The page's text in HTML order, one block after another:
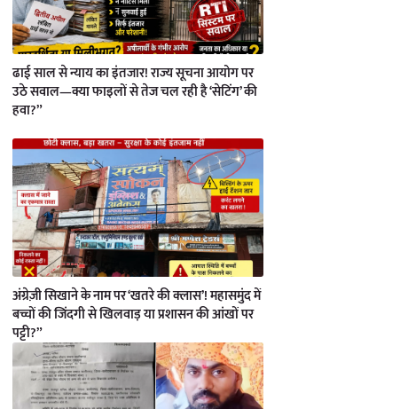
ढाई साल से न्याय का इंतजार! राज्य सूचना आयोग पर
उठे सवाल—क्या फाइलों से तेज चल रही है ‘सेटिंग’ की
हवा?”
अंग्रेज़ी सिखाने के नाम पर ‘खतरे की क्लास’! महासमुंद में
बच्चों की जिंदगी से खिलवाड़ या प्रशासन की आंखों पर
पट्टी?”